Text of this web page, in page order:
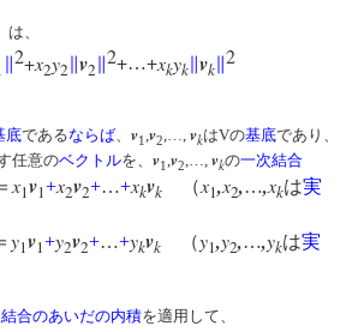
は、
2+x2y2 v2
2+…+xkyk vk
2
底であるならば v1 v2 vkはVの基底であり、
任意のベクトルを、 v1 v2 vkの一次結合
x1v1+x2v2+…+xkvk （x1,x2,…,xkは実
y1v1+y2v2+…+ykvk （y1,y2,…,ykは実
合のあいだの内積を適用して、